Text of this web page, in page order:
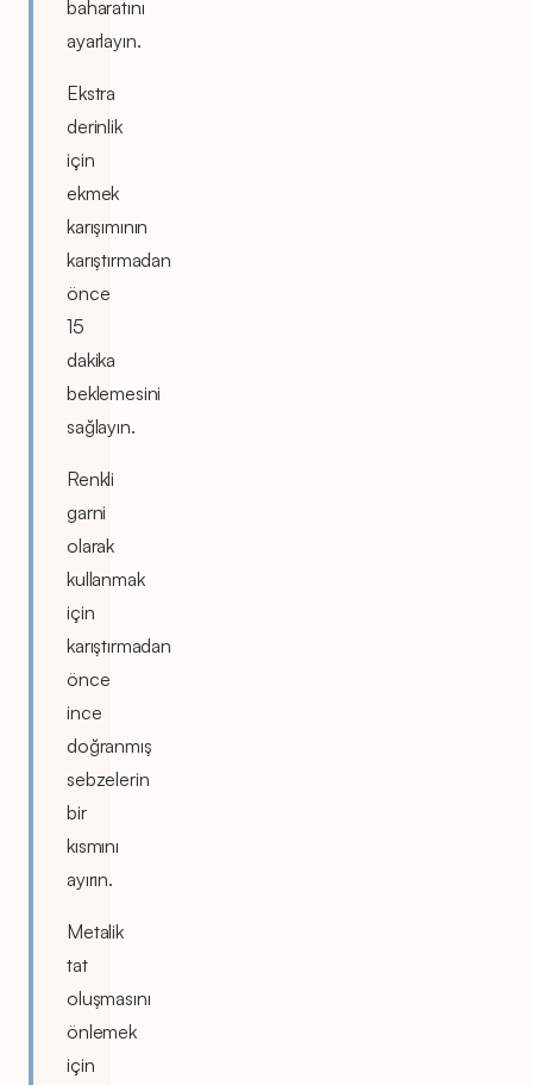
baharatını
ayarlayın.
Ekstra
derinlik
için
ekmek
karışımının
karıştırmadan
önce
15
dakika
beklemesini
sağlayın.
Renkli
garni
olarak
kullanmak
için
karıştırmadan
önce
ince
doğranmış
sebzelerin
bir
kısmını
ayırın.
Metalik
tat
oluşmasını
önlemek
için